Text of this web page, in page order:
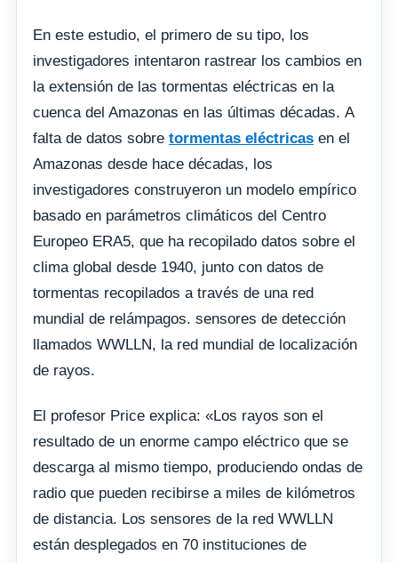
En este estudio, el primero de su tipo, los
investigadores intentaron rastrear los cambios en
la extensión de las tormentas eléctricas en la
cuenca del Amazonas en las últimas décadas. A
falta de datos sobre tormentas eléctricas en el
Amazonas desde hace décadas, los
investigadores construyeron un modelo empírico
basado en parámetros climáticos del Centro
Europeo ERA5, que ha recopilado datos sobre el
clima global desde 1940, junto con datos de
tormentas recopilados a través de una red
mundial de relámpagos. sensores de detección
llamados WWLLN, la red mundial de localización
de rayos.
El profesor Price explica: «Los rayos son el
resultado de un enorme campo eléctrico que se
descarga al mismo tiempo, produciendo ondas de
radio que pueden recibirse a miles de kilómetros
de distancia. Los sensores de la red WWLLN
están desplegados en 70 instituciones de